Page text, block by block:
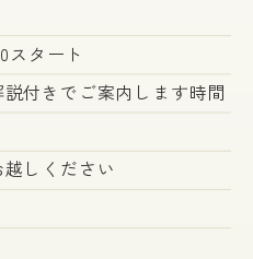
スタート
付きでご案内します時間
しください